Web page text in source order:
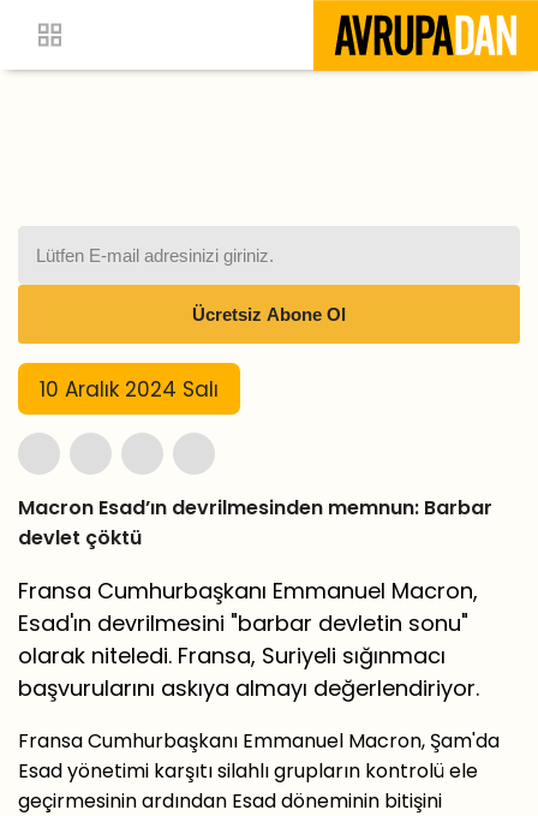
10 Aralık 2024 Salı
Macron Esad’ın devrilmesinden memnun: Barbar
devlet çöktü
Fransa Cumhurbaşkanı Emmanuel Macron,
Esad'ın devrilmesini "barbar devletin sonu"
olarak niteledi. Fransa, Suriyeli sığınmacı
başvurularını askıya almayı değerlendiriyor.
Fransa Cumhurbaşkanı Emmanuel Macron, Şam'da
Esad yönetimi karşıtı silahlı grupların kontrolü ele
geçirmesinin ardından Esad döneminin bitişini